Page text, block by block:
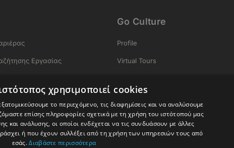
Εργασίας
Επιστολής
για Συνέντευξη
Go Culture
Profile
Virtual Tours
Experiences
χρησιμοποιεί cookies
το περιεχόμενο, τις διαφημίσεις και να αναλύσουμε
επίσης πληροφορίες σχετικά με τη χρήση του ιστότοπού μας
και ανάλυσης, οι οποίοι ενδέχεται να τις συνδυάσουν με άλλες
ή που έχουν συλλέξει από τη χρήση των υπηρεσιών τους από
εσάς.Διαβάστε περισσότερα